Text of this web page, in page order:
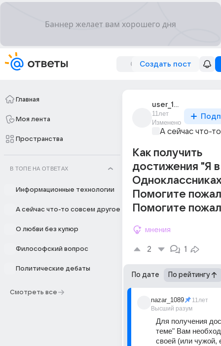
Создать пост
Главная
Моя лента
Пространства
В ТОПЕ НА ОТВЕТАХ
Информационные технологии
А сейчас что-то совсем другое
О любви без купюр
Философский вопрос
Политические дебаты
Смотреть все
user_191960211
11лет
Изменено
А сейчас что-
Как получить
достижения "Я
Помогите
Помогите
мнения
2 1
По дате По рейтингу
nazar_1089
Высший разум
11лет
Для получения
теме" Вам
своей (или чужой,